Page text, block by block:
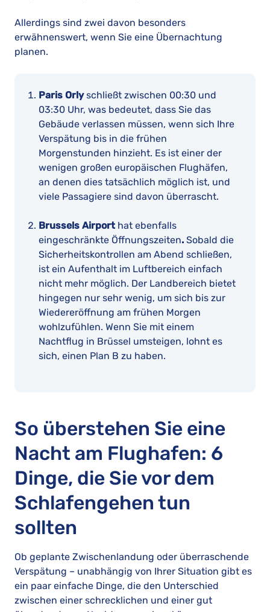
Allerdings sind zwei davon besonders
erwähnenswert, wenn Sie eine Übernachtung
planen.
Paris Orlyschließt zwischen 00:30 und
03:30 Uhr, was bedeutet, dass Sie das
Gebäude verlassen müssen, wenn sich Ihre
Verspätung bis in die frühen
Morgenstunden hinzieht. Es ist einer der
wenigen großen europäischen Flughäfen,
an denen dies tatsächlich möglich ist, und
viele Passagiere sind davon überrascht.
Brussels Airport hat ebenfalls
eingeschränkte Öffnungszeiten. Sobald die
Sicherheitskontrollen am Abend schließen,
ist ein Aufenthalt im Luftbereich einfach
nicht mehr möglich. Der Landbereich bietet
hingegen nur sehr wenig, um sich bis zur
Wiedereröffnung am frühen Morgen
wohlzufühlen. Wenn Sie mit einem
Nachtflug in Brüssel umsteigen, lohnt es
sich, einen Plan B zu haben.
So überstehen Sie eine
Nacht am Flughafen: 6
Dinge, die Sie vor dem
Schlafengehen tun
sollten
Ob geplante Zwischenlandung oder überraschende
Verspätung – unabhängig von Ihrer Situation gibt es
ein paar einfache Dinge, die den Unterschied
zwischen einer schrecklichen und einer gut